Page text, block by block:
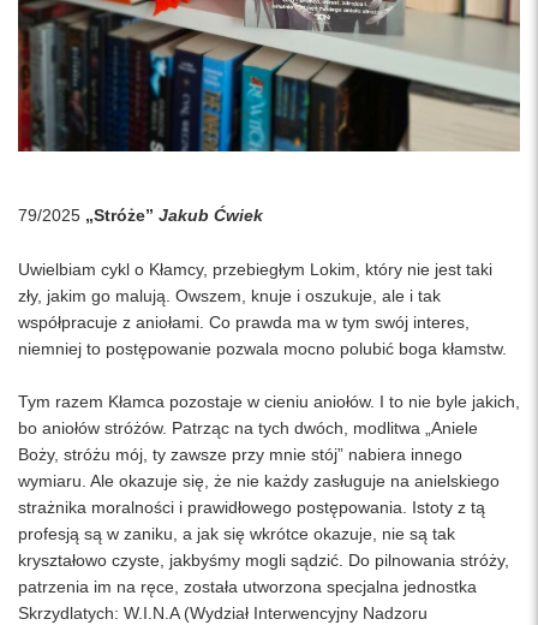
79/2025 „Stróże” Jakub Ćwiek
Uwielbiam cykl o Kłamcy, przebiegłym Lokim, który nie jest taki
zły, jakim go malują. Owszem, knuje i oszukuje, ale i tak
współpracuje z aniołami. Co prawda ma w tym swój interes,
niemniej to postępowanie pozwala mocno polubić boga kłamstw.
Tym razem Kłamca pozostaje w cieniu aniołów. I to nie byle jakich,
bo aniołów stróżów. Patrząc na tych dwóch, modlitwa „Aniele
Boży, stróżu mój, ty zawsze przy mnie stój” nabiera innego
wymiaru. Ale okazuje się, że nie każdy zasługuje na anielskiego
strażnika moralności i prawidłowego postępowania. Istoty z tą
profesją są w zaniku, a jak się wkrótce okazuje, nie są tak
kryształowo czyste, jakbyśmy mogli sądzić. Do pilnowania stróży,
patrzenia im na ręce, została utworzona specjalna jednostka
Skrzydlatych: W.I.N.A (Wydział Interwencyjny Nadzoru